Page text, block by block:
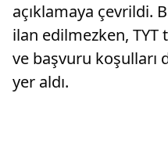
açıklamaya çevrildi.
ilan edilmezken, TYT
ve başvuru koşulları
yer aldı.